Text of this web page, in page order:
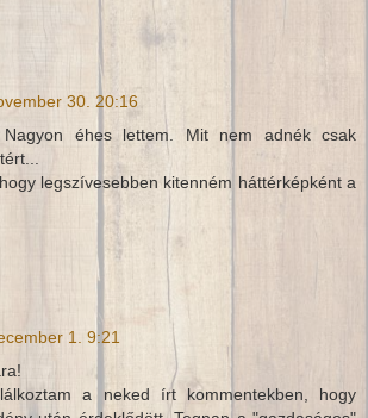
30. 20:16
éhes lettem. Mit nem adnék csak
legszívesebben kitenném háttérképként a
1. 9:21
a neked írt kommentekben, hogy